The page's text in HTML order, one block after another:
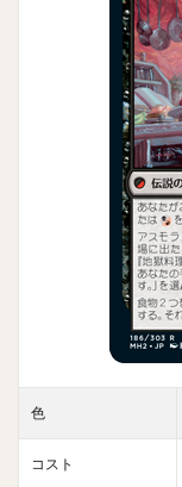
色
コスト